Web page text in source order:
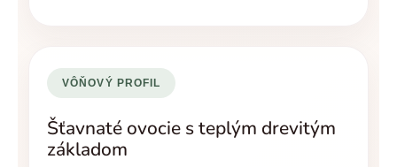
VÔŇOVÝ PROFIL
Šťavnaté ovocie s teplým drevitým
základom